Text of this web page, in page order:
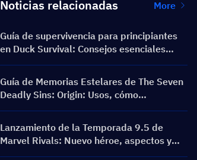
Noticias relacionadas More
Guía de supervivencia para principiantes
en Duck Survival: Consejos esenciales
para nuevos jugadores
Guía de Memorias Estelares de The Seven
Deadly Sins: Origin: Usos, cómo
obtenerlas y mejores consejos de gasto
Lanzamiento de la Temporada 9.5 de
Marvel Rivals: Nuevo héroe, aspectos y
cambios del parche